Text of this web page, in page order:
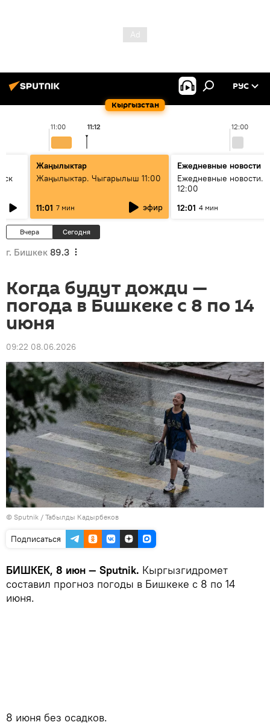
Кыргызстан
РУС
11:00 12:00
11:12
Жаңылыктар
Жаңылыктар. Чыгарылыш 11:00
11:01 7 мин эфир
Ежедневные новости
Ежедневные новости.
12:00
12:01 4 мин
Вчера Сегодня
г. Бишкек 89.3
Когда будут дожди —
погода в Бишкеке с 8 по 14
июня
09:22 08.06.2026
© Sputnik / Табылды Кадырбеков
Подписаться
БИШКЕК, 8 июн — Sputnik. Кыргызгидромет
составил прогноз погоды в Бишкеке с 8 по 14
июня.
8 июня без осадков.